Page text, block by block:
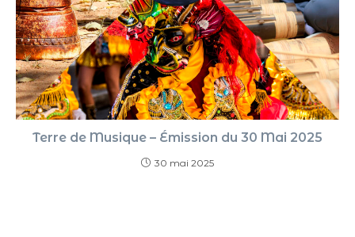
Terre de Musique – Émission du 30 Mai 2025
30 mai 2025